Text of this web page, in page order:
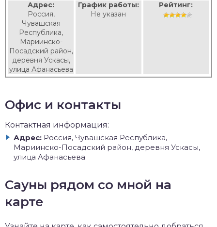
Адрес:
Россия,
Чувашская
Республика,
Мариинско-
Посадский район,
деревня Ускасы,
улица Афанасьева
График работы:
Не указан
Рейтинг:
Офис и контакты
Контактная информация:
Адрес: Россия, Чувашская Республика,
Мариинско-Посадский район, деревня Ускасы,
улица Афанасьева
Сауны рядом со мной на
карте